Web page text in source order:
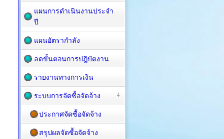
แผนการดำเนินงานประจำ
ปี
แผนอัตรากำลัง
ลดขั้นตอนการปฎิบัตงาน
รายงานทางการเงิน
ระบบการจัดซื้อจัดจ้าง
ประกาศจัดซื้อจัดจ้าง
สรุปผลจัดซื้อจัดจ้าง